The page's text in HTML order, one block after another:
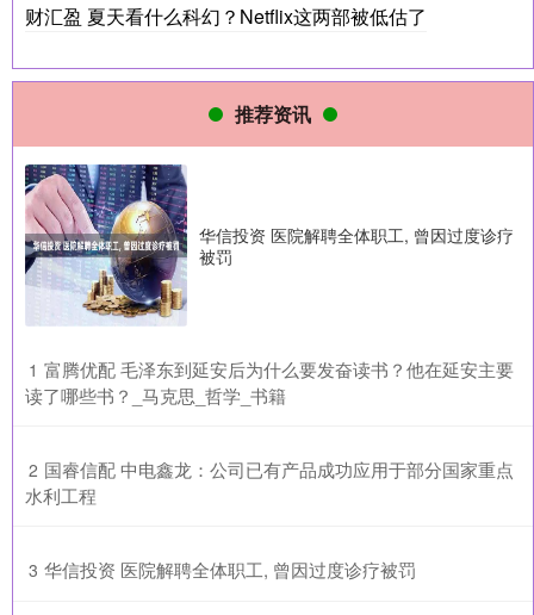
财汇盈 夏天看什么科幻？Netflix这两部被低估了
推荐资讯
华信投资 医院解聘全体职工, 曾因过度诊疗
被罚
1 ​富腾优配 毛泽东到延安后为什么要发奋读书？他在延安主要
读了哪些书？_马克思_哲学_书籍
2 ​国睿信配 中电鑫龙：公司已有产品成功应用于部分国家重点
水利工程
3 ​华信投资 医院解聘全体职工, 曾因过度诊疗被罚